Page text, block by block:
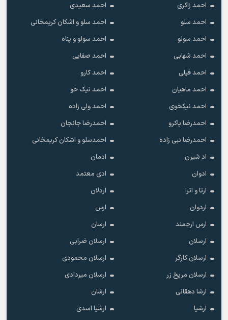
احمد زاکری
احمد سعیدی
احمد سلو
احمد سلو و اشکان کریمخانی
احمد سولو
احمد سولو و پناه
احمد شهابی
احمد صفایی
احمد فیلی
احمد کارو
احمد ماهیان
احمد نیک خو
احمد نیکخوی
احمد ولی زاده
احمدرضا پاکرو
احمدرضا جانجان
احمدرضا نبی زاده
احمدسلو و اشکان کریمخانی
اد شیرن
ادمان
ادوان
ادی معتمد
ارتا و اترا
اردلان
اردوان
ارس
ارس ارجمند
ارسان
ارسلان
ارسلان ضرابی
ارسلان کارگر
ارسلان محمودی
ارسلان مریخ زر
ارسلان میردادی
ارشا دهقانی
ارشان
ارشیا
ارشیا اسدی